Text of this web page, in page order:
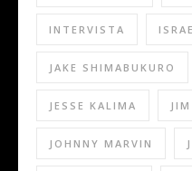
INTERVISTA
JAKE SHIMABUKURO
JESSE KALIMA
JOHNNY MARVIN